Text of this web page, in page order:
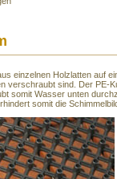
einzelnen Holzlatten auf
verschraubt sind. Der PE-
somit Wasser unten
somit die